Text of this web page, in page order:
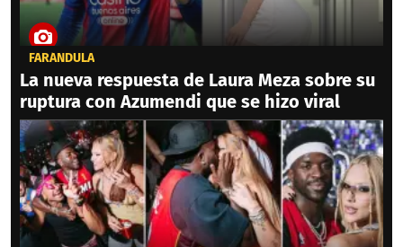
FARÁNDULA
La nueva respuesta de Laura Meza sobre su
ruptura con Azumendi que se hizo viral